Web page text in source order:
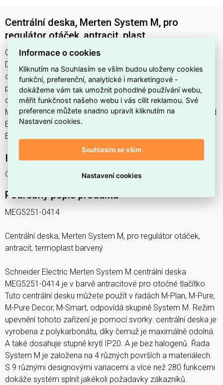
Centrální deska, Merten System M, pro
regulátor otáček, antracit, plast
Centr. deska regul. rychl.,Sys-M, Antr najdete v kategoriích
Domovní spínače a zásuvky, Přístrojové kryty, Kryt pro
domácí spínací přístroje, Vypínače, spínače, zásuvky a
příslušenství, výrobce Schneider, EAN 4042811199869, kód
dodavatele MEG5251-0414. Centrální deska, Merten System
M, pro regulátor otáček, antracit, plast nabízíme od 1 ks. Kód
EMAS Centr. deska regul. rychl.,Sys-M, Antr je
ELOSOS1872084.
Interní název produktu
Centr. deska regul. rychl.,Sys-M, Antr
Podrobný popis produktu
MEG5251-0414
Centrální deska, Merten System M, pro regulátor otáček,
antracit, termoplast barvený
Schneider Electric Merten System M centrální deska
MEG5251-0414 je v barvě antracitové pro otočné tlačítko
Tuto centrální desku můžete použít v řadách M-Plan, M-Pure,
M-Pure Decor, M-Smart, odpovídá skupině System M. Režim
upevnění tohoto zařízení je pomocí svorky. centrální deska je
vyrobena z polykarbonátu, díky čemuž je maximálně odolná.
A také dosahuje stupně krytí IP20. A je bez halogenů. Řada
System M je založena na 4 různých površích a materiálech.
S 9 různými designovými variacemi a více než 280 funkcemi
dokáže systém splnit jakékoli požadavky zákazníků.
Informace o cookies
Kliknutím na Souhlasím se vším budou uloženy cookies
funkční, preferenční, analytické i marketingové -
dokážeme vám tak umožnit pohodlné používání webu,
měřit funkčnost našeho webu i vás cílit reklamou. Své
preference můžete snadno upravit kliknutím na
Nastavení cookies.
Souhlasím se vším
Nastavení cookies